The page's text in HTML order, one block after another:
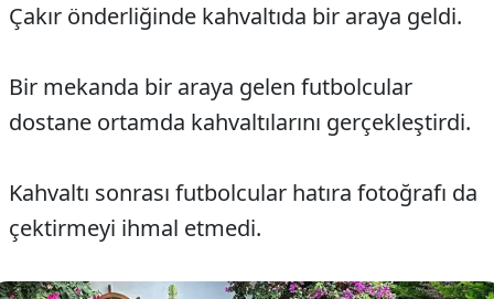
Çakır önderliğinde kahvaltıda bir araya geldi.
Bir mekanda bir araya gelen futbolcular
dostane ortamda kahvaltılarını gerçekleştirdi.
Kahvaltı sonrası futbolcular hatıra fotoğrafı da
çektirmeyi ihmal etmedi.